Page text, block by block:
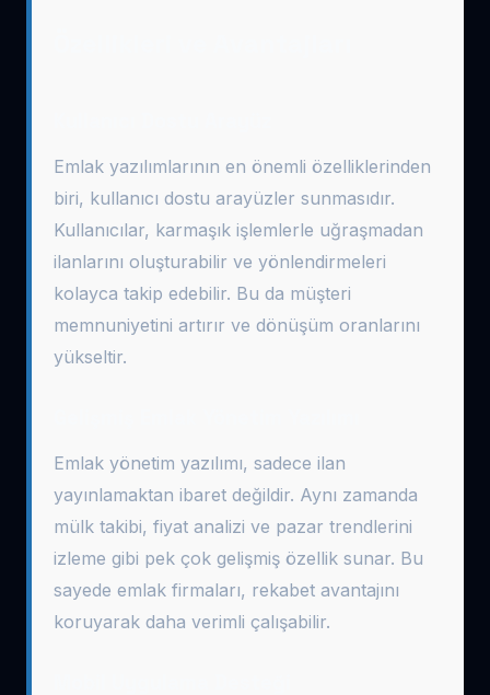
Emlak yazılımlarının en önemli özelliklerinden
biri, kullanıcı dostu arayüzler sunmasıdır.
Kullanıcılar, karmaşık işlemlerle uğraşmadan
ilanlarını oluşturabilir ve yönlendirmeleri
kolayca takip edebilir. Bu da müşteri
memnuniyetini artırır ve dönüşüm oranlarını
yükseltir.
Emlak yönetim yazılımı, sadece ilan
yayınlamaktan ibaret değildir. Aynı zamanda
mülk takibi, fiyat analizi ve pazar trendlerini
izleme gibi pek çok gelişmiş özellik sunar. Bu
sayede emlak firmaları, rekabet avantajını
koruyarak daha verimli çalışabilir.